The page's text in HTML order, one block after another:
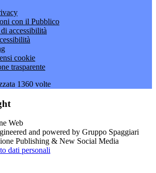
con il Pubblico
accessibilità
cookie
trasparente
1360 volte
and powered by Gruppo Spaggiari
Publishing & New Social Media
dati personali